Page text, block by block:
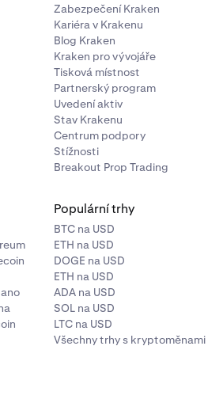
Zabezpečení Kraken
Kariéra v Krakenu
Blog Kraken
Kraken pro vývojáře
Tisková místnost
Partnerský program
Uvedení aktiv
Stav Krakenu
Centrum podpory
Stížnosti
Breakout Prop Trading
Populární trhy
BTC na USD
ETH na USD
DOGE na USD
ETH na USD
ADA na USD
SOL na USD
LTC na USD
Všechny trhy s kryptoměnami